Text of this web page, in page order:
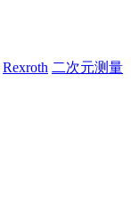
Rexroth 二次元测量